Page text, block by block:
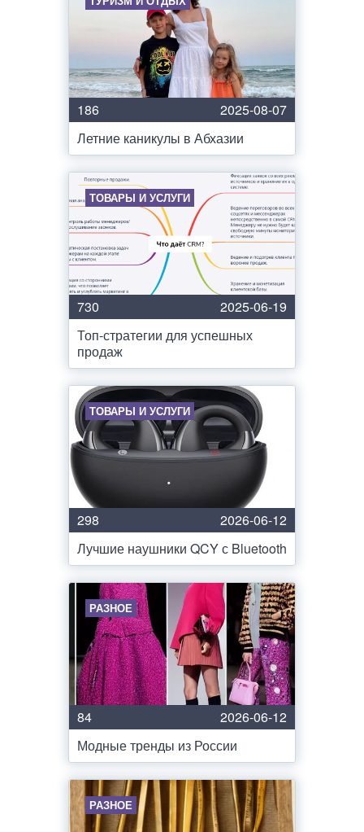
186
2025-08-07
Летние каникулы в Абхазии
ТОВАРЫ И УСЛУГИ
730
2025-06-19
Топ-стратегии для успешных
продаж
ТОВАРЫ И УСЛУГИ
298
2026-06-12
Лучшие наушники QCY с Bluetooth
РАЗНОЕ
84
2026-06-12
Модные тренды из России
РАЗНОЕ